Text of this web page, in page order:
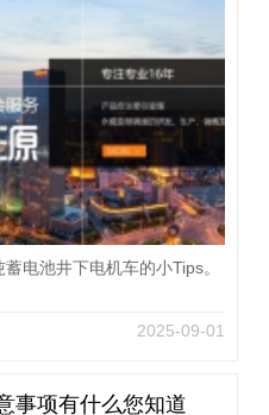
电池井下电机车的小Tips。
2025-09-01
事项有什么您知道